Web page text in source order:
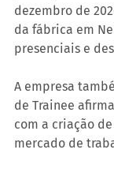
dezembro de
da fábrica em
presenciais e
A empresa
de Trainee
com a criação
mercado de